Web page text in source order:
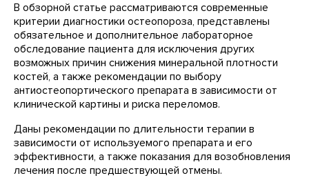
В обзорной статье рассматриваются современные
критерии диагностики остеопороза, представлены
обязательное и дополнительное лабораторное
обследование пациента для исключения других
возможных причин снижения минеральной плотности
костей, а также рекомендации по выбору
антиостеопортического препарата в зависимости от
клинической картины и риска переломов.
Даны рекомендации по длительности терапии в
зависимости от используемого препарата и его
эффективности, а также показания для возобновления
лечения после предшествующей отмены.